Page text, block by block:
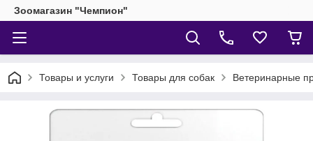
Зоомагазин "Чемпион"
Товары и услуги Товары для собак Ветеринарные